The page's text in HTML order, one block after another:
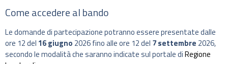
Come accedere al bando
Le domande di partecipazione potranno essere presentate dalle
ore 12 del 16 giugno 2026 fino alle ore 12 del 7 settembre 2026,
secondo le modalità che saranno indicate sul portale diRegione